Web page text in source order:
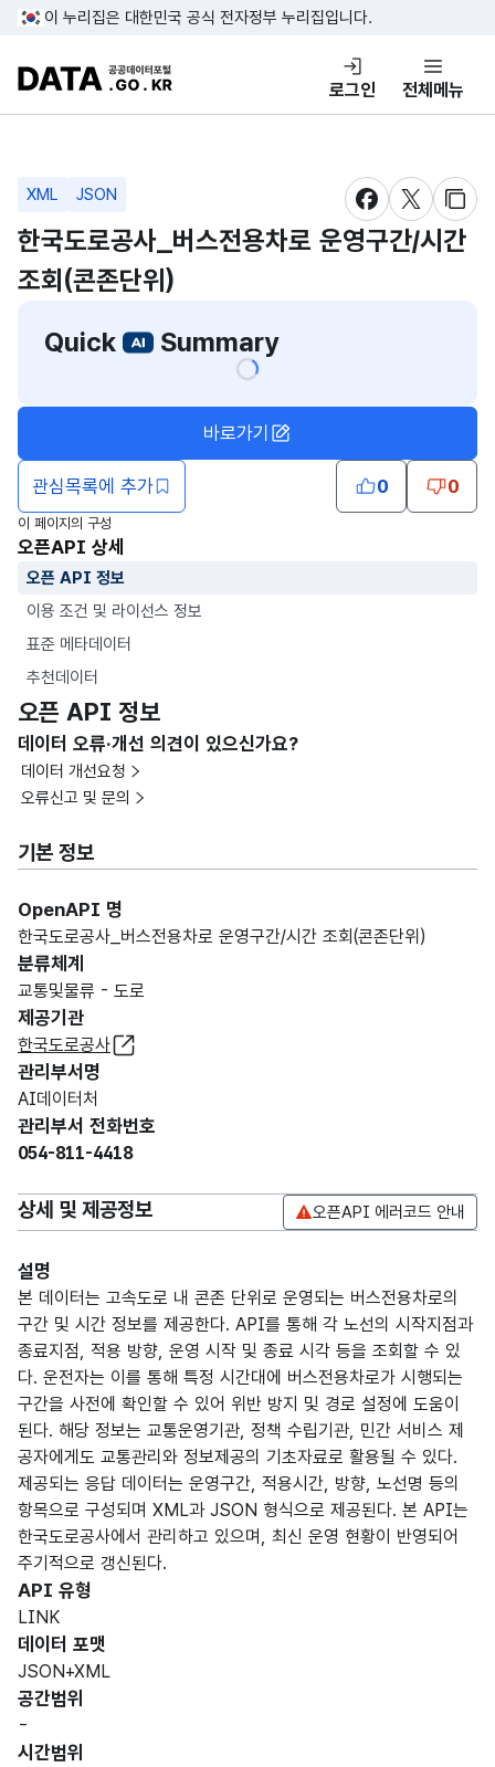
콘텐츠 바로가기
푸터 바로가기
이 누리집은 대한민국 공식 전자정부 누리집입니다.
DATA.GO.KR 공공데이터포털
로그인 전체메뉴
XML JSON
새창 열림새창 열림
새창
한국도로공사_버스전용차로 운영구간/시간
조회(콘존단위)
Quick
Summary
관심목록에 추가
바로가기
0 0
이 페이지의 구성
오픈API 상세
오픈 API 정보
이용 조건 및 라이선스 정보
표준 메타데이터
추천데이터
오픈 API 정보
데이터 오류·개선 의견이 있으신가요?
데이터 개선요청
오류신고 및 문의
기본 정보
OpenAPI 명
한국도로공사_버스전용차로 운영구간/시간 조회(콘존단위)
분류체계
교통및물류 - 도로
제공기관
한국도로공사
관리부서명
AI데이터처
관리부서 전화번호
054-811-4418
상세 및 제공정보 오픈API 에러코드 안내
설명
본 데이터는 고속도로 내 콘존 단위로 운영되는 버스전용차로의
구간 및 시간 정보를 제공한다. API를 통해 각 노선의 시작지점과
종료지점, 적용 방향, 운영 시작 및 종료 시각 등을 조회할 수 있
다. 운전자는 이를 통해 특정 시간대에 버스전용차로가 시행되는
구간을 사전에 확인할 수 있어 위반 방지 및 경로 설정에 도움이
된다. 해당 정보는 교통운영기관, 정책 수립기관, 민간 서비스 제
공자에게도 교통관리와 정보제공의 기초자료로 활용될 수 있다.
제공되는 응답 데이터는 운영구간, 적용시간, 방향, 노선명 등의
항목으로 구성되며 XML과 JSON 형식으로 제공된다. 본 API는
한국도로공사에서 관리하고 있으며, 최신 운영 현황이 반영되어
주기적으로 갱신된다.
API 유형
LINK
데이터 포맷
JSON+XML
공간범위
-
시간범위